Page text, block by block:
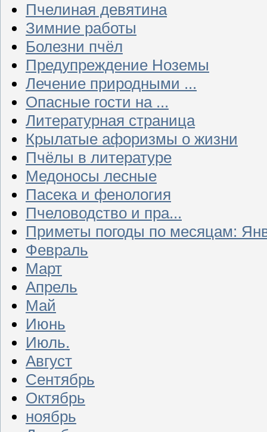
Пчелиная девятина
Зимние работы
Болезни пчёл
Предупреждение Ноземы
Лечение природными ...
Опасные гости на ...
Литературная страница
Крылатые афоризмы о жизни
Пчёлы в литературе
Медоносы лесные
Пасека и фенология
Пчеловодство и пра...
Приметы погоды по месяцам:
Февраль
Март
Апрель
Май
Июнь
Июль.
Август
Сентябрь
Октябрь
ноябрь